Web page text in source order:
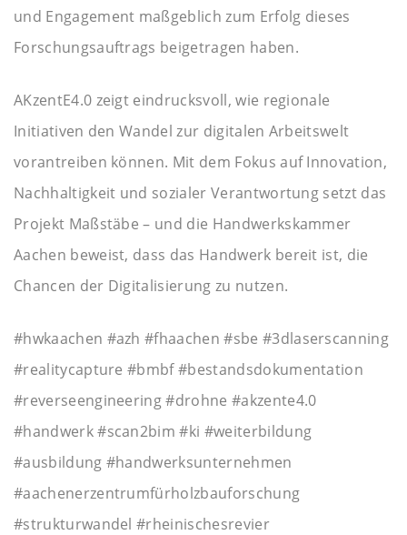
und Engagement maßgeblich zum Erfolg dieses
Forschungsauftrags beigetragen haben.
AKzentE4.0 zeigt eindrucksvoll, wie regionale
Initiativen den Wandel zur digitalen Arbeitswelt
vorantreiben können. Mit dem Fokus auf Innovation,
Nachhaltigkeit und sozialer Verantwortung setzt das
Projekt Maßstäbe – und die Handwerkskammer
Aachen beweist, dass das Handwerk bereit ist, die
Chancen der Digitalisierung zu nutzen.
#hwkaachen #azh #fhaachen #sbe #3dlaserscanning
#realitycapture #bmbf #bestandsdokumentation
#reverseengineering #drohne #akzente4.0
#handwerk #scan2bim #ki #weiterbildung
#ausbildung #handwerksunternehmen
#aachenerzentrumfürholzbauforschung
#strukturwandel #rheinischesrevier